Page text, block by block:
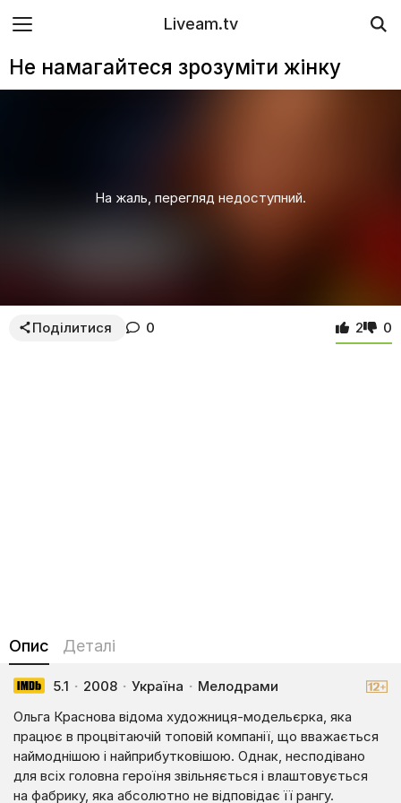
Liveam.tv
Не намагайтеся зрозуміти жінку
На жаль, перегляд недоступний.
Поділитися 0 2 0
Опис Деталі
5.1 · 2008 · Україна · Мелодрами
Ольга Краснова відома художниця-модельєрка, яка
працює в процвітаючій топовій компанії, що вважається
наймоднішою і найприбутковішою. Однак, несподівано
для всіх головна героїня звільняється і влаштовується
на фабрику, яка абсолютно не відповідає її рангу.